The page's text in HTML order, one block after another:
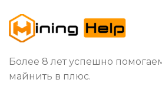
Более 8 лет успешно
майнить в плюс.